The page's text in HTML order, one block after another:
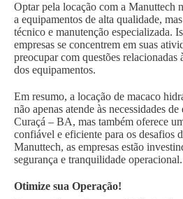
Optar pela locação com a Manuttech
a equipamentos de alta qualidade,
técnico e manutenção especializada.
empresas se concentrem em suas
preocupar com questões relacionadas
dos equipamentos.
Em resumo, a locação de macaco
não apenas atende às necessidades
Curaçá – BA, mas também oferece
confiável e eficiente para os desafios
Manuttech, as empresas estão
segurança e tranquilidade operacional.
Otimize sua Operação!